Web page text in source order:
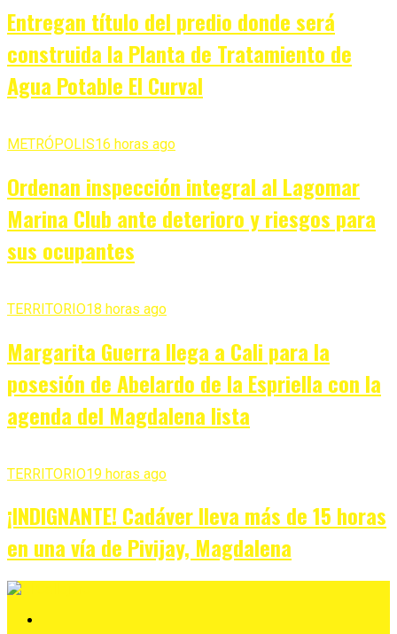
Entregan título del predio donde será
construida la Planta de Tratamiento de
Agua Potable El Curval
METRÓPOLIS16 horas ago
Ordenan inspección integral al Lagomar
Marina Club ante deterioro y riesgos para
sus ocupantes
TERRITORIO18 horas ago
Margarita Guerra llega a Cali para la
posesión de Abelardo de la Espriella con la
agenda del Magdalena lista
TERRITORIO19 horas ago
¡INDIGNANTE! Cadáver lleva más de 15 horas
en una vía de Pivijay, Magdalena